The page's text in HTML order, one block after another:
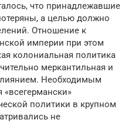
что принадлежавшие
а целью должно
Отношение к
империи при этом
колониальная политика
меркантильная и
Необходимым
«всегермански»
политики в крупном
не